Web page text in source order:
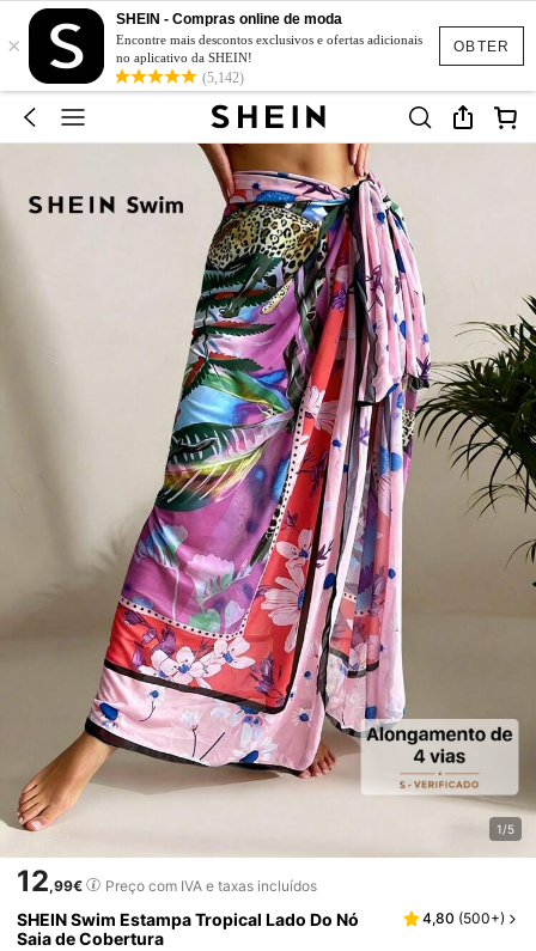
OBTER
×
SHEIN - Compras online de moda
Encontre mais descontos exclusivos e ofertas adicionais
no aplicativo da SHEIN!
(5,142)
1/5
12,99€ Preço com IVA e taxas incluídos
SHEIN Swim Estampa Tropical Lado Do Nó
Saia de Cobertura
4,80 (500+)